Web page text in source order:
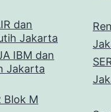
dan
Jakarta
IBM dan
Jakarta
Blok M